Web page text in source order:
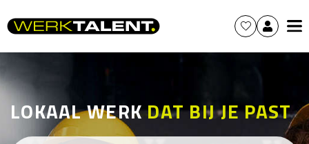
LOKAAL WERKDAT BIJ JE PAST